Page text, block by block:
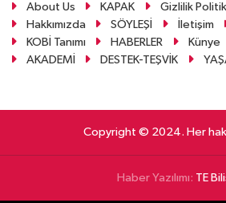
About Us KAPAK Gizlilik
Hakkımızda
SÖYLEŞİ İletişim
KOBİ Tanımı
HABERLER Künye
AKADEMİ
DESTEK-TEŞVİK
Copyright © 2024. Her
Haber Yazılımı: TE